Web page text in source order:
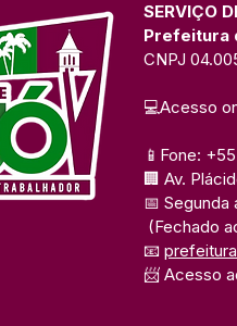
SERVIÇO
Prefeitura
CNPJ
💻Acesso
📱Fone:
🏢 Av.
📅 Segunda
(Fechado
📧
📨 Acesso